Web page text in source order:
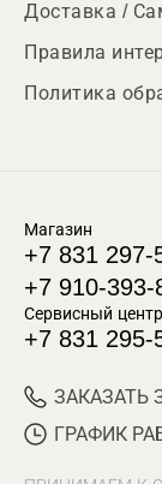
Доставка /
Правила
Политика
Магазин
+7 831 297-
+7 910-393-
Сервисный центр
+7 831 295-
ЗАКАЗАТЬ
ГРАФИК